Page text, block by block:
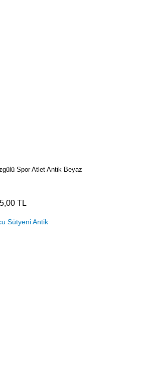
Spor Atlet Antik Beyaz
TL